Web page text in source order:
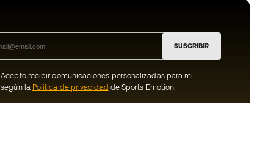
SUSCRIBIR
Acepto recibir comunicaciones personalizadas para mi
según la Política de privacidad de Sports Emotion.